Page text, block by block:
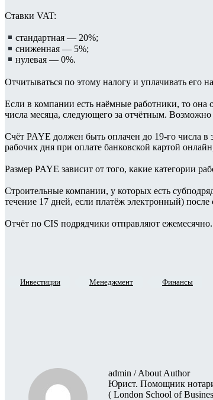
Ставки VAT:
стандартная — 20%;
сниженная — 5%;
нулевая — 0%.
Отчитываться по этому налогу и уплачивать его
Если в компании есть наёмные работники, то она
числа месяца, следующего за отчётным. Возможно
Счёт PAYE должен быть оплачен до 19-го числа в
рабочих дня при оплате банковской картой
Размер PAYE зависит от того, какие категории
Строительные компании, у которых есть
течение 17 дней, если платёж электронный) после
Отчёт по CIS подрядчики отправляют ежемесячно.
Инвестиции Менеджмент Финансы
admin / About Author
Юрист. Помощник
( London School of